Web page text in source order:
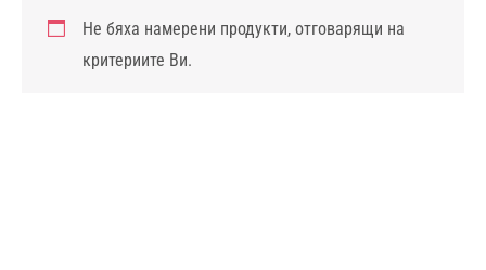
Не бяха намерени продукти, отговарящи на
критериите Ви.